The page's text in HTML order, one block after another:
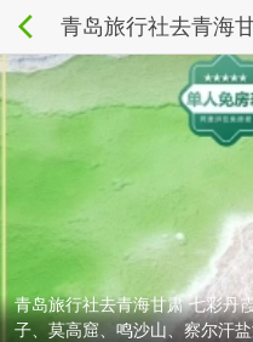
青岛旅行社去青海甘肃 七彩丹
子、莫高窟、鸣沙山、察尔汗